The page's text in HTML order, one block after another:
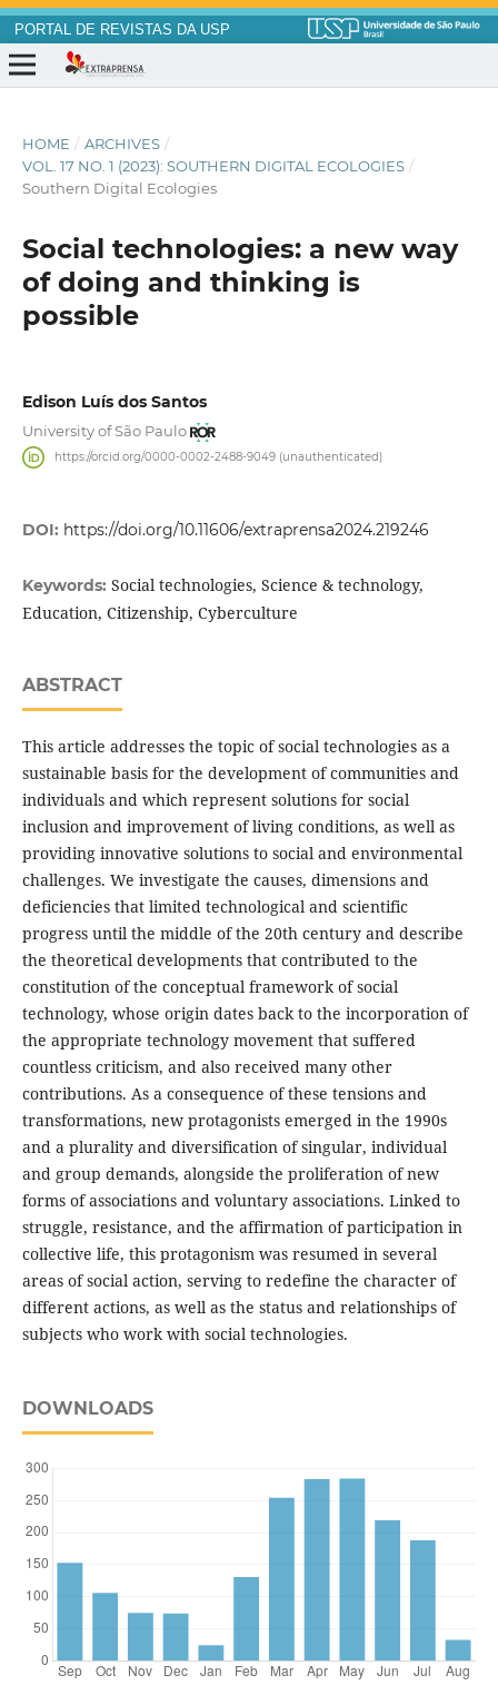
PORTAL DE REVISTAS DA USP
HOME / ARCHIVES /
VOL. 17 NO. 1 (2023): SOUTHERN DIGITAL ECOLOGIES /
Southern Digital Ecologies
Social technologies: a new way
of doing and thinking is
possible
Edison Luís dos Santos
University of São Paulo
https://orcid.org/0000-0002-2488-9049 (unauthenticated)
DOI: https://doi.org/10.11606/extraprensa2024.219246
Keywords: Social technologies, Science & technology,
Education, Citizenship, Cyberculture
ABSTRACT
This article addresses the topic of social technologies as a
sustainable basis for the development of communities and
individuals and which represent solutions for social
inclusion and improvement of living conditions, as well as
providing innovative solutions to social and environmental
challenges. We investigate the causes, dimensions and
deficiencies that limited technological and scientific
progress until the middle of the 20th century and describe
the theoretical developments that contributed to the
constitution of the conceptual framework of social
technology, whose origin dates back to the incorporation of
the appropriate technology movement that suffered
countless criticism, and also received many other
contributions. As a consequence of these tensions and
transformations, new protagonists emerged in the 1990s
and a plurality and diversification of singular, individual
and group demands, alongside the proliferation of new
forms of associations and voluntary associations. Linked to
struggle, resistance, and the affirmation of participation in
collective life, this protagonism was resumed in several
areas of social action, serving to redefine the character of
different actions, as well as the status and relationships of
subjects who work with social technologies.
DOWNLOADS